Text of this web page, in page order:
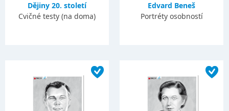
Dějiny 20. století
Cvičné testy (na doma)
Edvard Beneš
Portréty osobností